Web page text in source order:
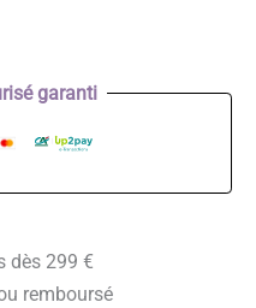
garanti
dès 299 €
remboursé